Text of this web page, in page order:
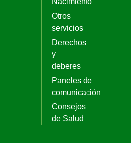
Nacimiento
Otros
servicios
Derechos
y
deberes
Paneles de
comunicación
Consejos
de Salud